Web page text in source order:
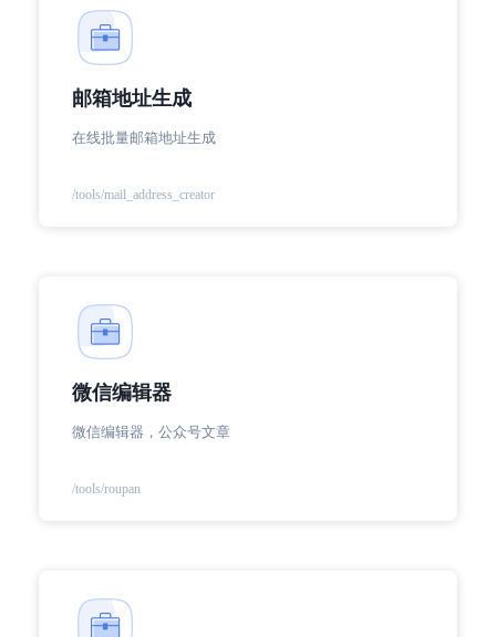
邮箱地址生成
在线批量邮箱地址生成
/tools/mail_address_creator
微信编辑器
微信编辑器，公众号文章
/tools/roupan